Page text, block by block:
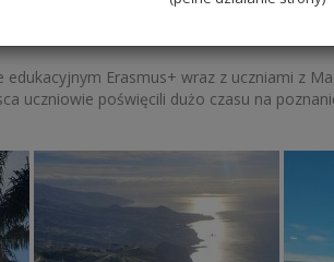
Erasmus+ wraz z uczniami z
uczniowie poświęcili dużo czasu na